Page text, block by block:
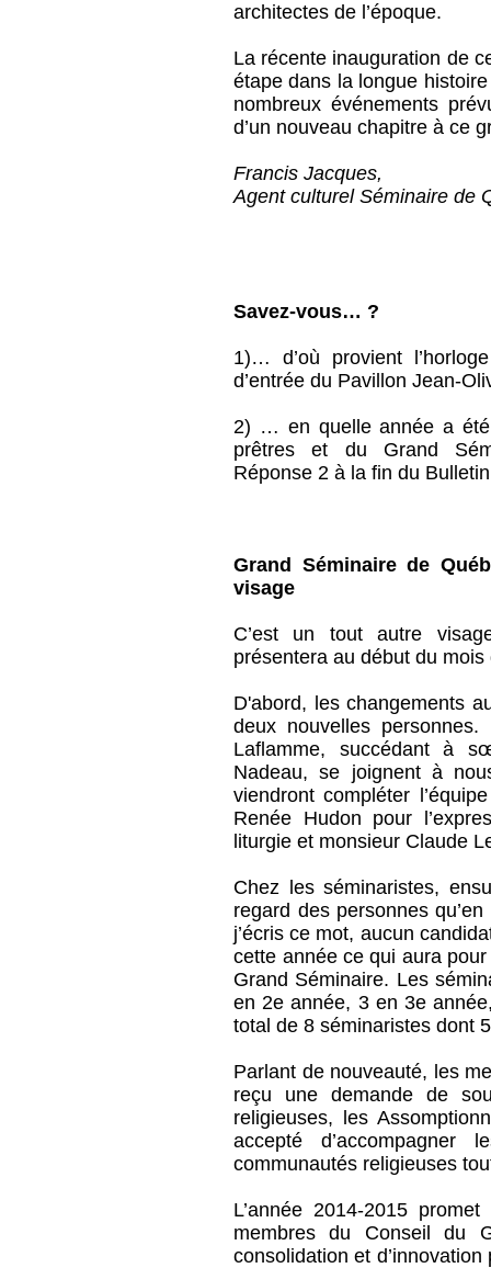
architectes de l’époque.
La récente inauguration de
étape dans la longue
nombreux événements
d’un nouveau chapitre à ce
Francis Jacques,
Agent culturel Séminaire de
Savez-vous… ?
1)… d’où provient
d’entrée du Pavillon Jean-
2) … en quelle année a été
prêtres et du Grand
Réponse 2 à la fin du
Grand Séminaire de
visage
C’est un tout autre
présentera au début du
D'abord, les changements
deux nouvelles personnes.
Laflamme, succédant à
Nadeau, se joignent à
viendront compléter
Renée Hudon pour
liturgie et monsieur Claude
Chez les séminaristes,
regard des personnes
j’écris ce mot, aucun
cette année ce qui aura
Grand Séminaire. Les
en 2e année, 3 en 3e
total de 8 séminaristes dont
Parlant de nouveauté, les
reçu une demande de
religieuses, les
accepté
communautés religieuses
L’année 2014-2015
membres du Conseil du
consolidation et